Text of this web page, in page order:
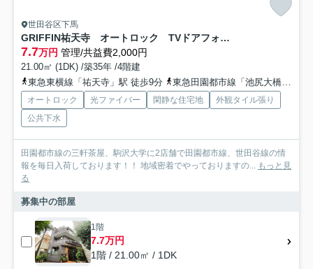
世田谷区下馬
GRIFFIN祐天寺 オートロック TVドアフォン 通風良好
7.7万円 管理/共益費2,000円
21.00㎡ (1DK) /築35年 /4階建
東急東横線「祐天寺」駅 徒歩9分
東急田園都市線「池尻大橋」駅 徒歩18分
オートロック 光ファイバー 閑静な住宅地
外観タイル張り
公共下水
田園都市線の三軒茶屋、駒沢大学に2店舗で田園都市線、世田谷線の情
報を毎日入荷しております！！ 地域密着でやっておりますの... もっと見
る
募集中の部屋
1階
7.7万円
1階 / 21.00㎡ / 1DK